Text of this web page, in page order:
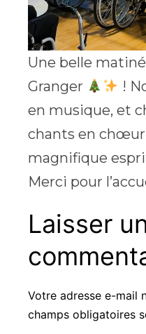
Une belle
Granger
!
en musique, et
chants en chœur
magnifique
Merci pour
Laisser
Votre adresse e-mail
champs obligatoires